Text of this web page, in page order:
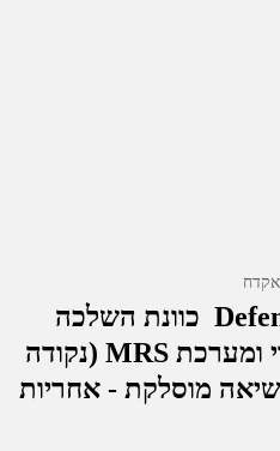
Defender-CCW-Enclosed כוונת השלכה
סגורה עם פאנל סולארי ומערכת MRS (נקודה
מוסלקת - אחריות